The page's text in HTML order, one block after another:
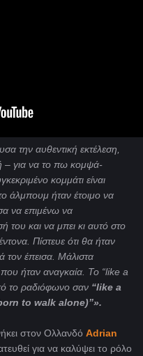
την αυθεντική εκτέλεση,
– για να το πω κομψά-
κομμάτι είναι
άλμπουμ ήταν έτοιμο να
να επιμένω να
και να μπει κι αυτό στο
Πίστευε ότι θα ήταν
τον έπεισα. Μάλιστα
ήταν αναγκαία. To “like a
το ραδιόφωνο σαν “like a
to walk alone)”».
στον Ολλανδό Adrian
για να καλύψει το ρόλο